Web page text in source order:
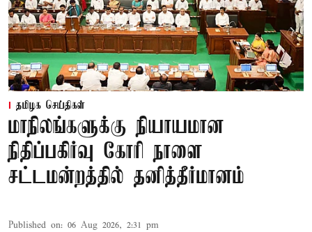
தமிழக செய்திகள்
மாநிலங்களுக்கு நியாயமான
நிதிப்பகிர்வு கோரி நாளை
சட்டமன்றத்தில் தனித்தீர்மானம்
Published on: 06 Aug 2026, 2:31 pm